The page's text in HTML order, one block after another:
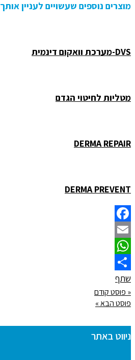
מוצרים נוספים שעשויים לעניין אותך
DVS-מערכת וואקום דינמית
מטליות לחיטוי הגדם
DERMA REPAIR
DERMA PREVENT
Facebook
Email
WhatsApp
שתף
« פוסט קודם
פוסט הבא »
ניווט באתר